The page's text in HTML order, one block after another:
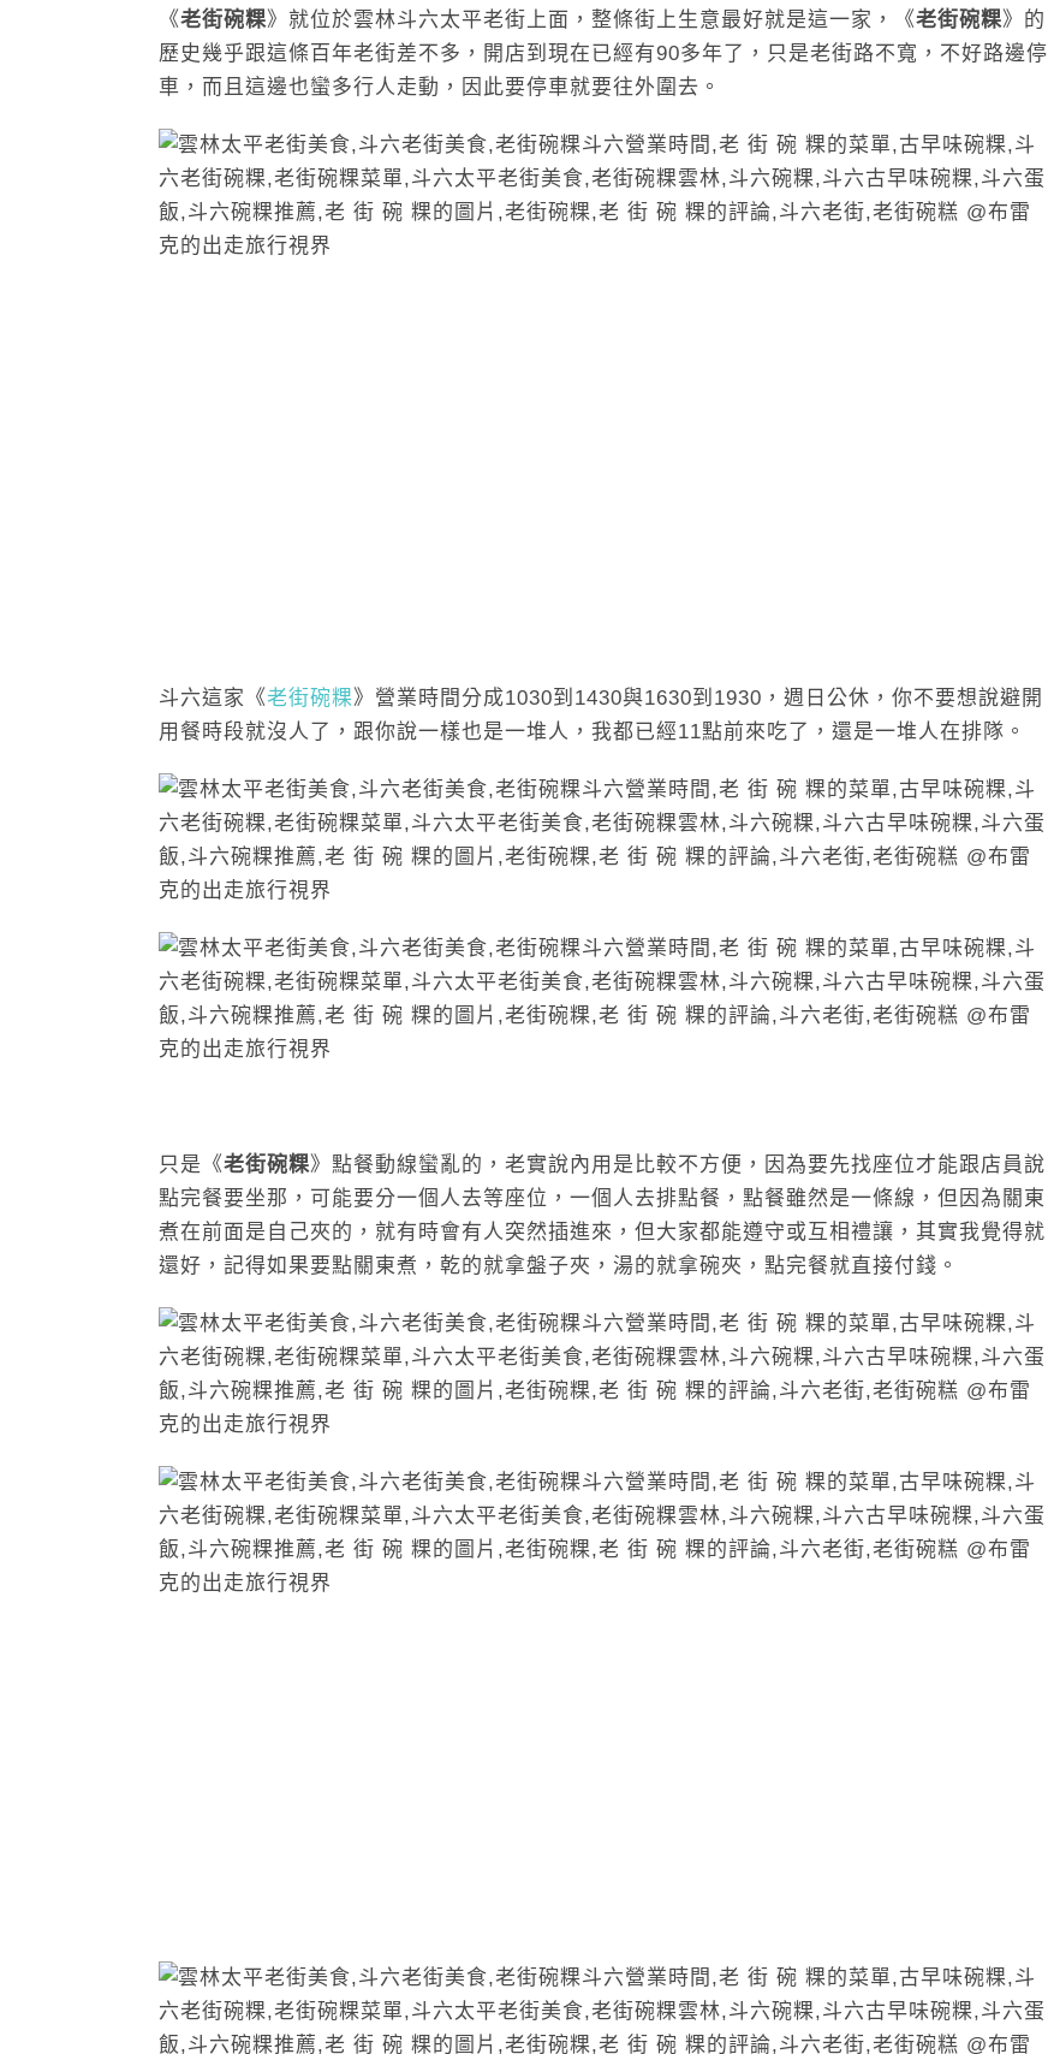
《老街碗粿》就位於雲林斗六太平老街上面，整條街上生意最好就是這一家，《老街碗粿》的
歷史幾乎跟這條百年老街差不多，開店到現在已經有90多年了，只是老街路不寬，不好路邊停
車，而且這邊也蠻多行人走動，因此要停車就要往外圍去。
斗六這家《老街碗粿》營業時間分成1030到1430與1630到1930，週日公休，你不要想說避開
用餐時段就沒人了，跟你說一樣也是一堆人，我都已經11點前來吃了，還是一堆人在排隊。
只是《老街碗粿》點餐動線蠻亂的，老實說內用是比較不方便，因為要先找座位才能跟店員說
點完餐要坐那，可能要分一個人去等座位，一個人去排點餐，點餐雖然是一條線，但因為關東
煮在前面是自己夾的，就有時會有人突然插進來，但大家都能遵守或互相禮讓，其實我覺得就
還好，記得如果要點關東煮，乾的就拿盤子夾，湯的就拿碗夾，點完餐就直接付錢。